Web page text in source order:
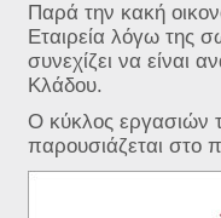
Παρά την κακή
Εταιρεία λόγω της
συνεχίζει να είναι
Κλάδου.
Ο κύκλος εργασιών
παρουσιάζεται στο